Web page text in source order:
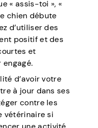
« assis-toi », «
chien débute
d’utiliser des
positif et des
et
d’avoir votre
à jour dans ses
contre les
vétérinaire si